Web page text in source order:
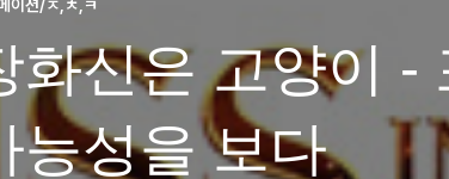
이션/ㅈ,ㅊ,ㅋ
화신은 고양이 -
능성을 보다